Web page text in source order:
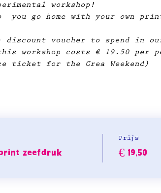
workshop!
you go home with your own
discount voucher to spend in
workshop costs € 19.50 per
ticket for the Crea Weekend)
zeefdruk
Prijs
€ 19,50